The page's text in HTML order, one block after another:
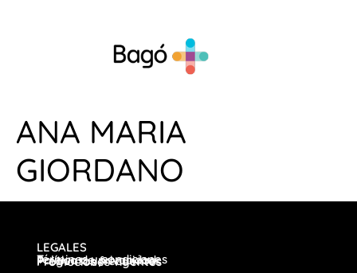
ANA MARIA
GIORDANO
LEGALES
Términos y condiciones
Política de privacidad
Preguntas frecuentes
Promociones vigentes